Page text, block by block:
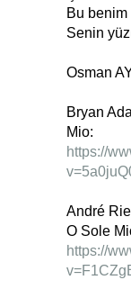
Bu
Senin
Osman
Bryan
Mio:
https://
André
O Sole
https://